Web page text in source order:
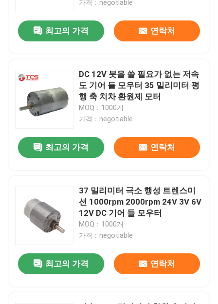
뉴스
블로그
인용 을 요청 하십시오
극소 공기 펌프
극소 공기 밸브
마사지 의자 공기 펌프
극소 금속 기어 들 모우터
가격：negotiable
최고의 가격 연락처
DC 12V 붓을 쓸 필요가 없는 저속
도 기어 들 모우터 35 밀리미터 평
행 축 치차 환원제 모터
MOQ：1000개
가격：negotiable
최고의 가격 연락처
37 밀리미터 극소 행성 트렌스미
션 1000rpm 2000rpm 24V 3V 6V
12V DC 기어 들 모우터
MOQ：1000개
가격：negotiable
최고의 가격 연락처